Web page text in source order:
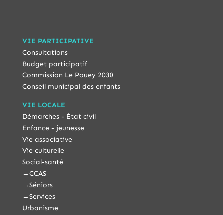
VIE PARTICIPATIVE
Consultations
Budget participatif
Commission Le Pouey 2030
Conseil municipal des enfants
VIE LOCALE
Démarches - État civil
Enfance - jeunesse
Vie associative
Vie culturelle
Social-santé
→CCAS
→Séniors
→Services
Urbanisme